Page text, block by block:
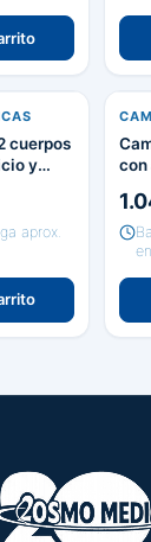
cuerpos
y
aprox.
con